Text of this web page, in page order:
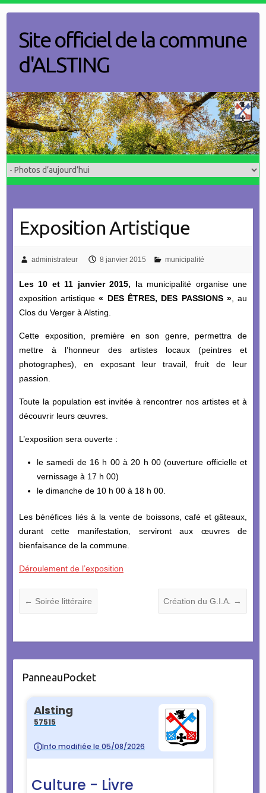
contentSite officiel de la commune
d'ALSTING
Exposition Artistique
administrateur 8 janvier 2015 municipalité
Les 10 et 11 janvier 2015, la municipalité organise une
exposition artistique« DES ÊTRES, DES PASSIONS », au
Clos du Verger à Alsting.
Cette exposition, première en son genre, permettra de
mettre à l’honneur des artistes locaux (peintres et
photographes), en exposant leur travail, fruit de leur
passion.
Toute la population est invitée à rencontrer nos artistes et à
découvrir leurs œuvres.
L’exposition sera ouverte :
le samedi de 16 h 00 à 20 h 00 (ouverture officielle et
vernissage à 17 h 00)
le dimanche de 10 h 00 à 18 h 00.
Les bénéfices liés à la vente de boissons, café et gâteaux,
durant cette manifestation, serviront aux œuvres de
bienfaisance de la commune.
Déroulement de l’exposition
← Soirée littéraire Création du G.I.A. →
PanneauPocket